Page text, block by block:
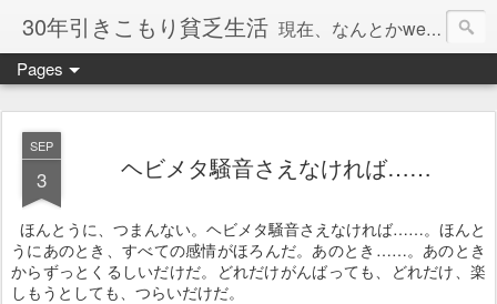
30年引きこもり貧乏生活 現在、なんとかweb系の仕事で食べています。このブログで扱う問題は「この世とはなにか」「人生とはなにか」「人間とはなにか」「強迫神経症の原因と解決法」「うつ病の原因と寄り添う方法」「家族の問題」などについてです。
Pages
SEP
3 ヘビメタ騒音さえなければ……
ほんとうに、つまんない。ヘビメタ騒音さえなければ……。ほんと
うにあのとき、すべての感情がほろんだ。あのとき……。あのとき
からずっとくるしいだけだ。どれだけがんばっても、どれだけ、楽
しもうとしても、つらいだけだ。